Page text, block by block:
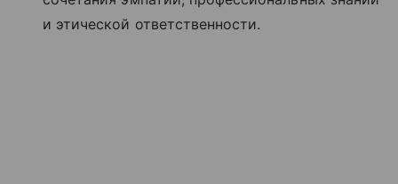
и этической ответственности.